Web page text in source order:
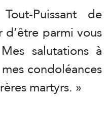
Puissant de
d’être parmi vous
salutations à
condoléances
martyrs. »